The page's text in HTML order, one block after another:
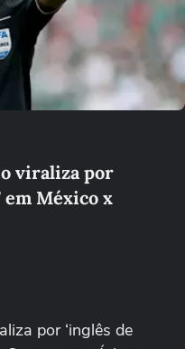
o vídeo
viraliza por
em México x
por ‘inglês de